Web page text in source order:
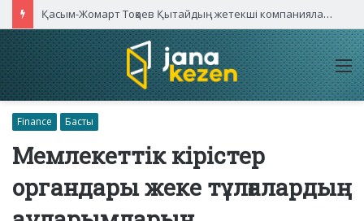
Қасым-Жомарт Тоқаев Қытайдың жетекші компаниялары басшыларымен кездесті
Finance Басты
Мемлекеттік кірістер
органдары жеке тұлғалардың